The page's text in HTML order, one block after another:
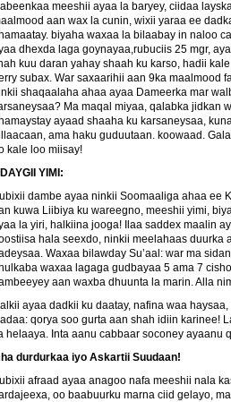
meeshii ayaa la baryey, ciidaa
aan wax la cunin, wixii yaraa ee
biyaha waxaa la bilaabay in naloo
dhexda laga goynayaa,rubuciis 25 mgr,
kuu daran yahay shaah ku karso, hadii
subax. War saxaarihii aan 9ka maalmood
shaqaalaha ahaa ayaa Dameerka mar
Ma maqal miyaa, qalabka jidkan
ayaad shaaha ku karsaneysaa,
ama haku guduutaan. koowaad.
kale loo miisay!
YIMI:
dambe ayaa ninkii Soomaaliga ahaa ee
kuwa Liibiya ku wareegno, meeshii yimi,
la yiri, halkiina jooga! Ilaa saddex maalin
hala seexdo, ninkii meelahaas duurka
Waxaa bilawday Su’aal: war ma
waxaa lagaga gudbayaa 5 ama 7
aan waxba dhuunta la marin. Alla
ayaa dadkii ku daatay, nafina waa
qorya soo gurta aan shah idiin karinee!
helaaya. Inta aanu cabbaar soconey ayaanu
durdurkaa iyo Askartii Suudaan!
afraad ayaa anagoo nafa meeshii nala
oo baabuurku marna ciid gelayo,